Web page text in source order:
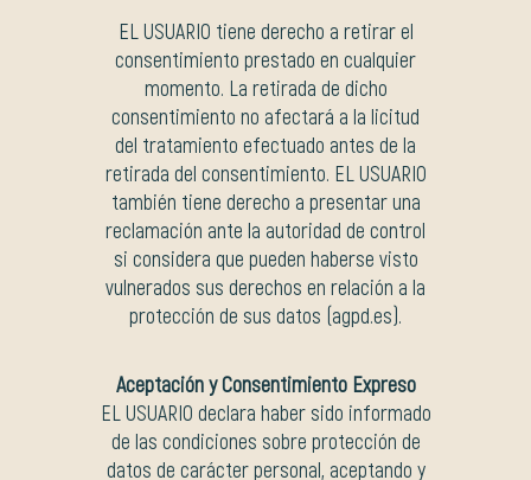
EL USUARIO tiene derecho a retirar el
consentimiento prestado en cualquier
momento. La retirada de dicho
consentimiento no afectará a la licitud
del tratamiento efectuado antes de la
retirada del consentimiento. EL USUARIO
también tiene derecho a presentar una
reclamación ante la autoridad de control
si considera que pueden haberse visto
vulnerados sus derechos en relación a la
protección de sus datos (agpd.es).
Aceptación y Consentimiento Expreso
EL USUARIO declara haber sido informado
de las condiciones sobre protección de
datos de carácter personal, aceptando y